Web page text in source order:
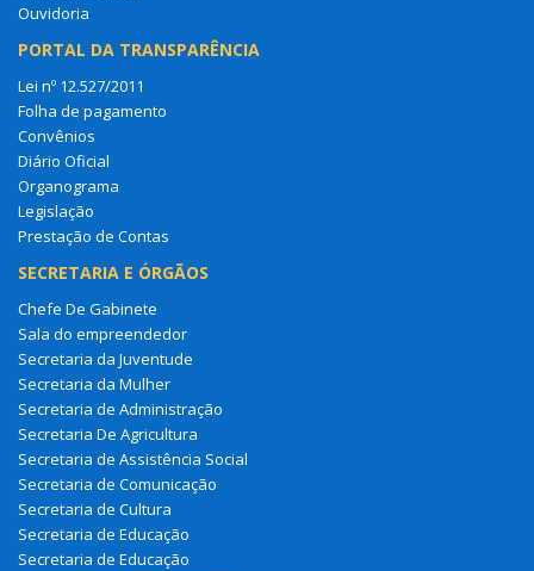
Ouvidoria
PORTAL DA TRANSPARÊNCIA
Lei nº 12.527/2011
Folha de pagamento
Convênios
Diário Oficial
Organograma
Legislação
Prestação de Contas
SECRETARIA E ÓRGÃOS
Chefe De Gabinete
Sala do empreendedor
Secretaria da Juventude
Secretaria da Mulher
Secretaria de Administração
Secretaria De Agricultura
Secretaria de Assistência Social
Secretaria de Comunicação
Secretaria de Cultura
Secretaria de Educação
Secretaria de Educação